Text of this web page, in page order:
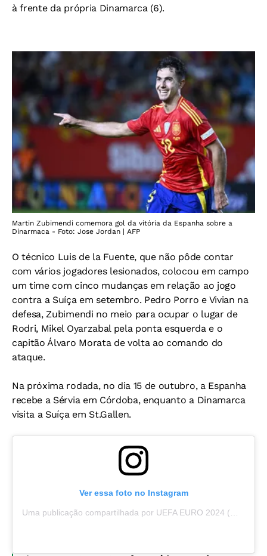
à frente da própria Dinamarca (6).
Martin Zubimendi comemora gol da vitória da Espanha sobre a
Dinarmaca - Foto: Jose Jordan | AFP
O técnico Luis de la Fuente, que não pôde contar
com vários jogadores lesionados, colocou em campo
um time com cinco mudanças em relação ao jogo
contra a Suíça em setembro. Pedro Porro e Vivian na
defesa, Zubimendi no meio para ocupar o lugar de
Rodri, Mikel Oyarzabal pela ponta esquerda e o
capitão Álvaro Morata de volta ao comando do
ataque.
Na próxima rodada, no dia 15 de outubro, a Espanha
recebe a Sérvia em Córdoba, enquanto a Dinamarca
visita a Suíça em St.Gallen.
Ver essa foto no Instagram